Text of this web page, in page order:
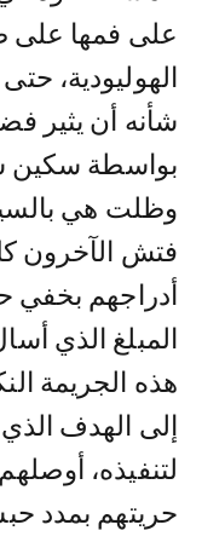
على فمها على
الهوليودية،
شأنه أن يثير
بواسطة سكين
وظلت هي
فتش الآخرون
أدراجهم بخفي
المبلغ الذي
هذه الجريمة
إلى الهدف
لتنفيذه،
حريتهم بمدد